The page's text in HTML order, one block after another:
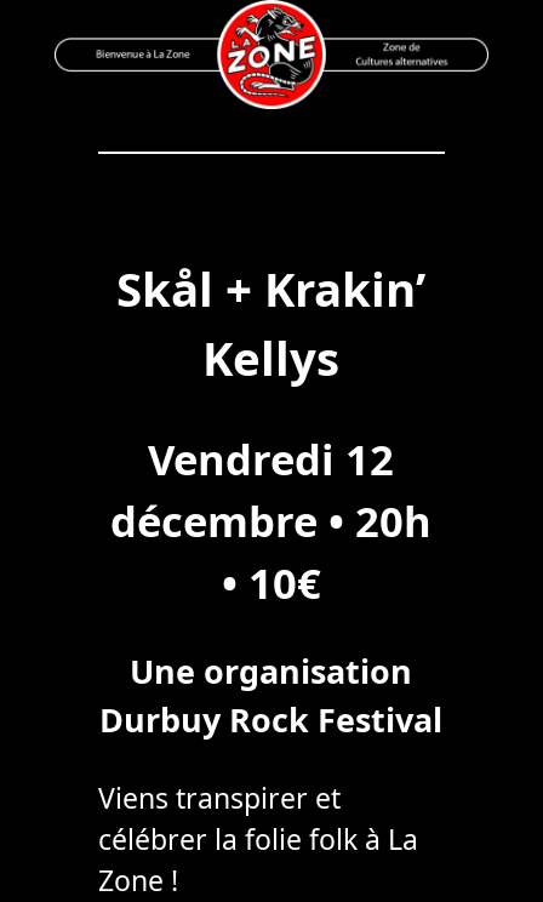
to
Bienvenue à La Zone
Zone de Cultures Alternatives
Skål + Krakin’
Kellys
Vendredi 12
décembre • 20h
• 10€
Une organisation
Durbuy Rock Festival
Viens transpirer et
célébrer la folie folk à La
Zone !